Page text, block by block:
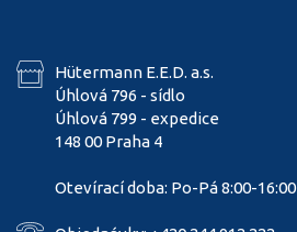
Hütermann E.E.D. a.s.
Úhlová 796 - sídlo
Úhlová 799 - expedice
148 00 Praha 4
Otevírací doba: Po-Pá 8:00-16:00